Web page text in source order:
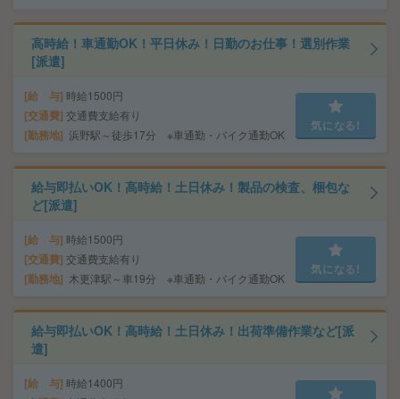
高時給！車通勤OK！平日休み！日勤のお仕事！選別作業
[派遣]
給 与 時給1500円
交通費 交通費支給有り
勤務地 浜野駅～徒歩17分 ※車通勤・バイク通勤OK
気になる!
給与即払いOK！高時給！土日休み！製品の検査、梱包な
ど[派遣]
給 与 時給1500円
交通費 交通費支給有り
勤務地 木更津駅～車19分 ※車通勤・バイク通勤OK
気になる!
給与即払いOK！高時給！土日休み！出荷準備作業など[派
遣]
給 与 時給1400円